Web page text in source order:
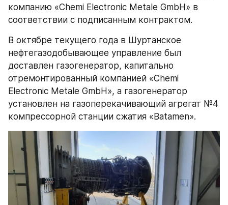
компанию «Chemi Electronic Metale GmbH» в
соответствии с подписанным контрактом.
В октябре текущего года в Шуртанское
нефтегазодобывающее управление был
доставлен газогенератор, капитально
отремонтированный компанией «Chemi
Electronic Metale GmbH», а газогенератор
установлен на газоперекачивающий агрегат №4
компрессорной станции сжатия «Batamen».